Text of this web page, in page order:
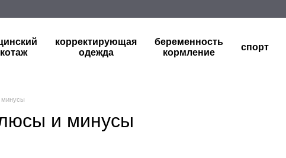
корректирующая
одежда
беременность
кормление
спорт
минусы
и минусы